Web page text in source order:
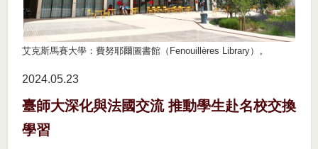
艾克斯馬賽大學：費努耶爾圖書館（Fenouillères Library）。
2024.05 23
臺師大深化與法國交流 推動學生赴名校交換
學習